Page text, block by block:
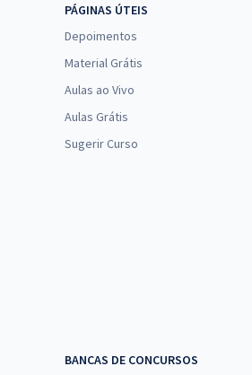
PÁGINAS ÚTEIS
Depoimentos
Material Grátis
Aulas ao Vivo
Aulas Grátis
Sugerir Curso
BANCAS DE CONCURSOS